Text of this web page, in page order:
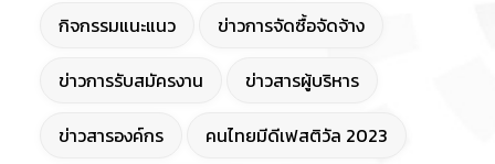
กิจกรรมแนะแนว ข่าวการจัดซื้อจัดจ้าง
ข่าวการรับสมัครงาน ข่าวสารผู้บริหาร
ข่าวสารองค์กร คนไทยมีดีเฟสติวัล 2023